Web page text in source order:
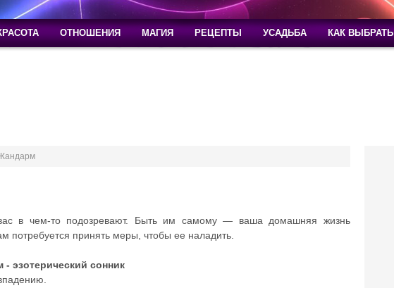
ОТНОШЕНИЯ МАГИЯ РЕЦЕПТЫ УСАДЬБА КАК ВЫБРАТЬ
в чем-то подозревают. Быть им самому — ваша домашняя жизнь
потребуется принять меры, чтобы ее наладить.
эзотерический сонник